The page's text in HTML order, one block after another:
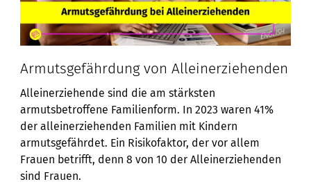
Armutsgefährdung von Alleinerziehenden
Alleinerziehende sind die am stärksten
armutsbetroffene Familienform. In 2023 waren 41%
der alleinerziehenden Familien mit Kindern
armutsgefährdet. Ein Risikofaktor, der vor allem
Frauen betrifft, denn 8 von 10 der Alleinerziehenden
sind Frauen.